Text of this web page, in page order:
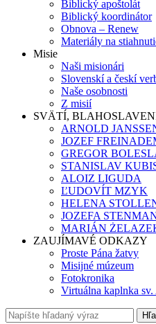
Biblický apoštolát
Biblický koordinátor
Obnova – Renew
Materiály na
Misie
Naši misionári
Slovenskí a českí
Naše osobnosti
Z misií
SVÄTÍ,
ARNOLD
JOZEF
GREGOR
STANISLAV
ALOIZ LIGUDA
ĽUDOVÍT MZYK
HELENA
JOZEFA
MARIÁN
ZAUJÍMAVÉ ODKAZY
Proste Pána žatvy
Misijné múzeum
Fotokronika
Virtuálna kaplnka sv.